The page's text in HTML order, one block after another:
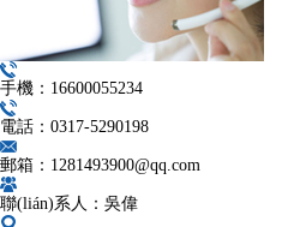
手機：16600055234
電話：0317-5290198
郵箱：1281493900@qq.com
聯(lián)系人：吳偉